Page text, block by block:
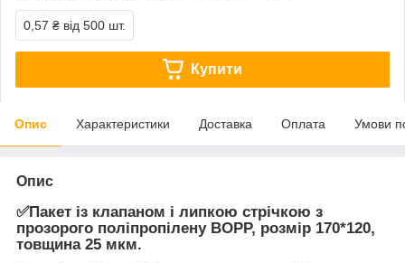
0,57 ₴ від 500 шт.
Купити
Опис Характеристики Доставка Оплата Умови
Опис
✅️Пакет із клапаном і липкою стрічкою з
прозорого поліпропілену ВОРР, розмір 170*120,
товщина 25 мкм.